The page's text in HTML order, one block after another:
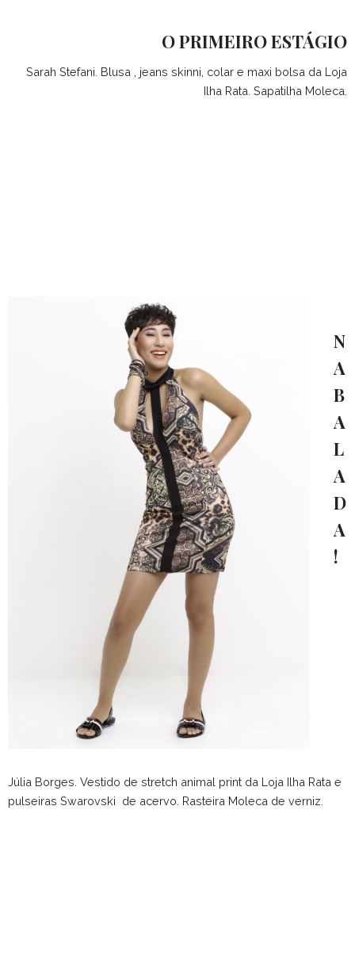
O PRIMEIRO ESTÁGIO
Sarah Stefani. Blusa , jeans skinni, colar e maxi bolsa da Loja
Ilha Rata. Sapatilha Moleca.
N
A
B
A
L
A
D
A
!
Júlia Borges. Vestido de stretch animal print da Loja Ilha Rata e
pulseiras Swarovski de acervo. Rasteira Moleca de verniz.